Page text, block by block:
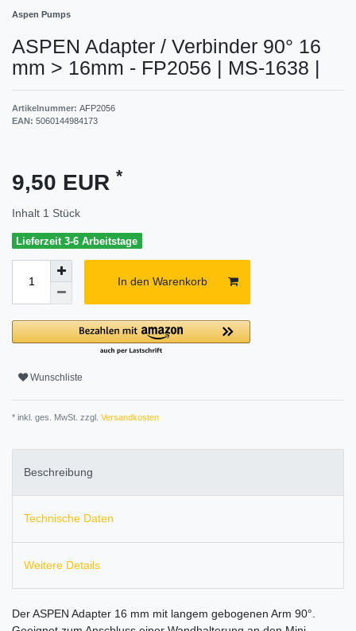
Aspen Pumps
ASPEN Adapter / Verbinder 90° 16
mm > 16mm - FP2056 | MS-1638 |
Artikelnummer: AFP2056
EAN: 5060144984173
9,50 EUR *
Inhalt 1 Stück
Lieferzeit 3-6 Arbeitstage
In den Warenkorb
Wunschliste
* inkl. ges. MwSt. zzgl. Versandkosten
Beschreibung
Technische Daten
Weitere Details
Der ASPEN Adapter 16 mm mit langem gebogenen Arm 90°.